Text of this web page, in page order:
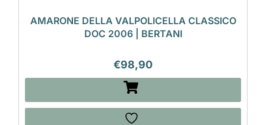
AMARONE DELLA VALPOLICELLA CLASSICO
DOC 2006 | BERTANI
€98,90